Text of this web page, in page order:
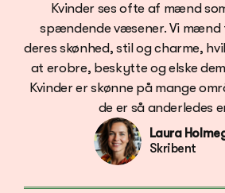
Kvinder ses ofte af mænd
spændende væsener. Vi
deres skønhed, stil og charme,
at erobre, beskytte og elske
Kvinder er skønne på mange
de er så anderledes
Laura
Skribent